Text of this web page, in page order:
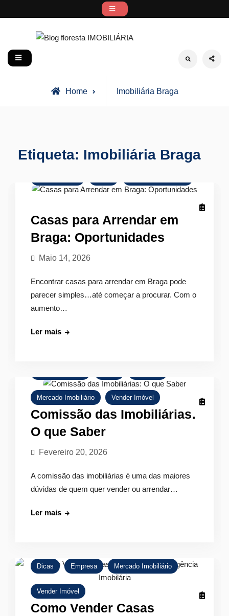
to
Blog floresta IMOBILIÁRIA Search social
Home
Posts
Imobiliária Braga
Etiqueta: Imobiliária Braga
Casas para Arrendar em
Braga: Oportunidades
Maio 14, 2026
Encontrar casas para arrendar em Braga pode
parecer simples…até começar a procurar. Com o
aumento…
Ler maisCasas
Braga:
Oportunidades
Mercado Imobiliário Vender Imóvel
Comissão das Imobiliárias:
O que Saber
Fevereiro 20, 2026
A comissão das imobiliárias é uma das maiores
dúvidas de quem quer vender ou arrendar…
Ler maisComissão
que
Dicas Empresa Mercado Imobiliário
Vender Imóvel
Como Vender Casas